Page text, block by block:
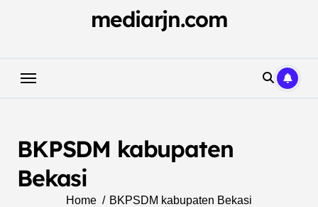
mediarjn.com
BKPSDM kabupaten
Bekasi
Home BKPSDM kabupaten Bekasi